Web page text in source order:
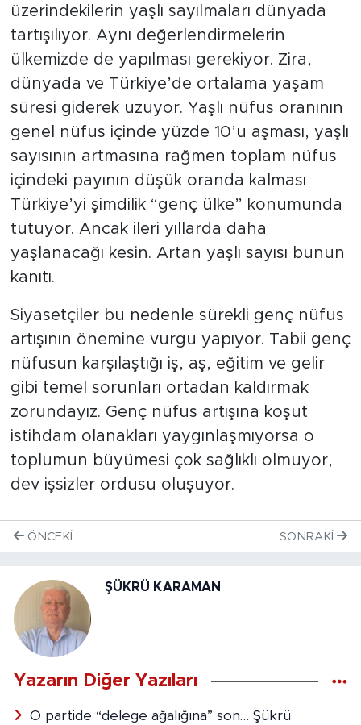
üzerindekilerin yaşlı sayılmaları dünyada
tartışılıyor. Aynı değerlendirmelerin
ülkemizde de yapılması gerekiyor. Zira,
dünyada ve Türkiye’de ortalama yaşam
süresi giderek uzuyor. Yaşlı nüfus oranının
genel nüfus içinde yüzde 10’u aşması, yaşlı
sayısının artmasına rağmen toplam nüfus
içindeki payının düşük oranda kalması
Türkiye’yi şimdilik “genç ülke” konumunda
tutuyor. Ancak ileri yıllarda daha
yaşlanacağı kesin. Artan yaşlı sayısı bunun
kanıtı.
Siyasetçiler bu nedenle sürekli genç nüfus
artışının önemine vurgu yapıyor. Tabii genç
nüfusun karşılaştığı iş, aş, eğitim ve gelir
gibi temel sorunları ortadan kaldırmak
zorundayız. Genç nüfus artışına koşut
istihdam olanakları yaygınlaşmıyorsa o
toplumun büyümesi çok sağlıklı olmuyor,
dev işsizler ordusu oluşuyor.
ÖNCEKI SONRAKI
ŞÜKRÜ KARAMAN
Yazarın Diğer Yazıları
O partide “delege ağalığına” son… Şükrü